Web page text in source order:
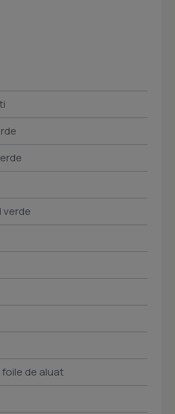
verde
de aluat